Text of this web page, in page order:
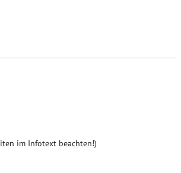
im Infotext beachten!)